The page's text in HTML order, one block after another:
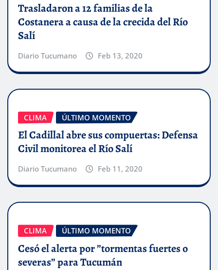
Trasladaron a 12 familias de la
Costanera a causa de la crecida del Río
Salí
Diario Tucumano Feb 13, 2020
CLIMA ÚLTIMO MOMENTO
El Cadillal abre sus compuertas: Defensa
Civil monitorea el Río Salí
Diario Tucumano Feb 11, 2020
CLIMA ÚLTIMO MOMENTO
Cesó el alerta por ”tormentas fuertes o
severas” para Tucumán